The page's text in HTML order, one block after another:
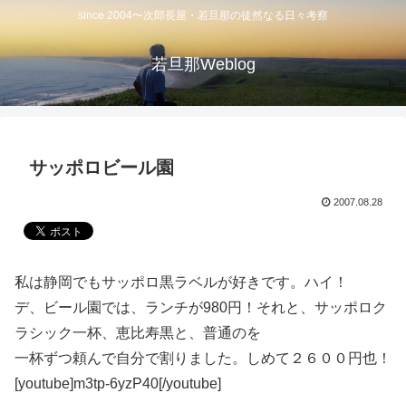
since 2004〜次郎長屋・若旦那の徒然なる日々考察
若旦那Weblog
サッポロビール園
2007.08.28
私は静岡でもサッポロ黒ラベルが好きです。ハイ！
デ、ビール園では、ランチが980円！それと、サッポロク
ラシック一杯、恵比寿黒と、普通のを
一杯ずつ頼んで自分で割りました。しめて２６００円也！
[youtube]m3tp-6yzP40[/youtube]